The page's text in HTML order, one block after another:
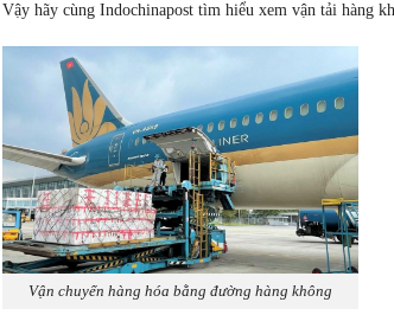
Vậy hãy cùng Indochinapost tìm hiểu xem vận tải hàng
Vận chuyển hàng hóa bằng đường hàng không